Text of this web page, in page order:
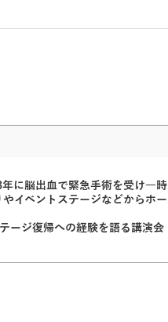
に脳出血で緊急手術を受け一時
イベントステージなどからホー
ージ復帰への経験を語る講演会